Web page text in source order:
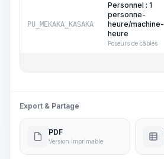
PU_MEKAKA_KASAKA
Personnel : 1
personne-
heure/machine-
heure
Poseurs de câbles
Export & Partage
PDF
Version imprimable